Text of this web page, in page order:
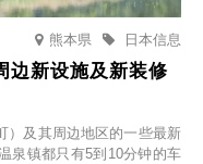
熊本県 日本信息
边新设施及新装修
）及其周边地区的一些最新
泉镇都只有5到10分钟的车